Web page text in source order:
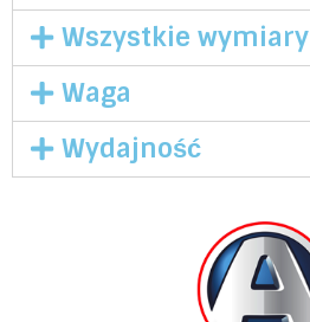
Wszystkie wymiary
Waga
Wydajność